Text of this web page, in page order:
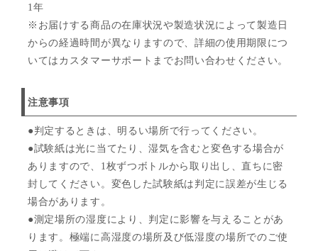
1年
※お届けする商品の在庫状況や製造状況によって製造日
からの経過時間が異なりますので、詳細の使用期限につ
いてはカスタマーサポートまでお問い合わせください。
注意事項
●判定するときは、明るい場所で行ってください。
●試験紙は光に当てたり、湿気を含むと変色する場合が
ありますので、1枚ずつボトルから取り出し、直ちに密
封してください。変色した試験紙は判定に誤差が生じる
場合があります。
●測定場所の湿度により、判定に影響を与えることがあ
ります。極端に高湿度の場所及び低湿度の場所でのご使